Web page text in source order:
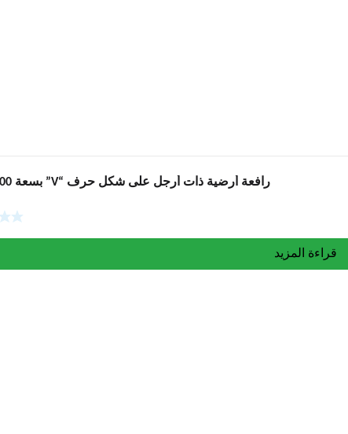
رافعة أرضية ذات أرجل على شكل حرف “V” بسعة 1000 كجم
قراءة المزيد